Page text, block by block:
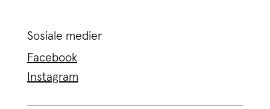
Sosiale medier
Facebook
Instagram